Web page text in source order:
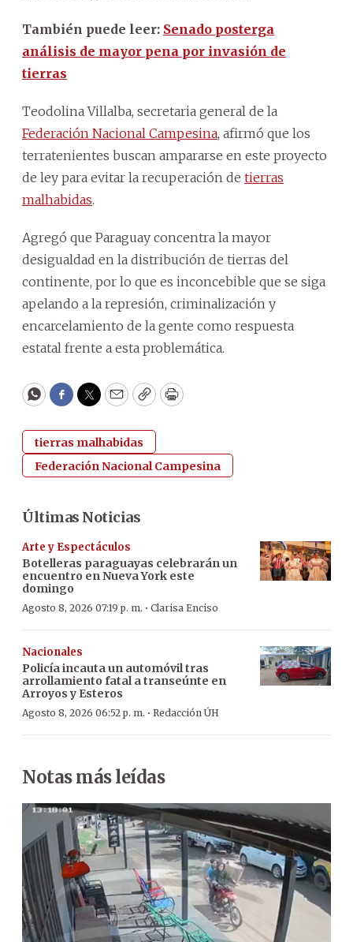
También puede leer: Senado posterga
análisis de mayor pena por invasión de
tierras
Teodolina Villalba, secretaria general de la
Federación Nacional Campesina, afirmó que los
terratenientes buscan ampararse en este proyecto
de ley para evitar la recuperación de tierras
malhabidas.
Agregó que Paraguay concentra la mayor
desigualdad en la distribución de tierras del
continente, por lo que es inconcebible que se siga
apelando a la represión, criminalización y
encarcelamiento de la gente como respuesta
estatal frente a esta problemática.
WhatsApp
Facebook
Twitter
EmailCopyPrint
tierras malhabidas
Federación Nacional Campesina
Últimas Noticias
Arte y Espectáculos
Botelleras paraguayas celebrarán un
encuentro en Nueva York este
domingo
Agosto 8, 2026 07:19 p. m. · Clarisa Enciso
Nacionales
Policía incauta un automóvil tras
arrollamiento fatal a transeúnte en
Arroyos y Esteros
Agosto 8, 2026 06:52 p. m. · Redacción ÚH
Notas más leídas